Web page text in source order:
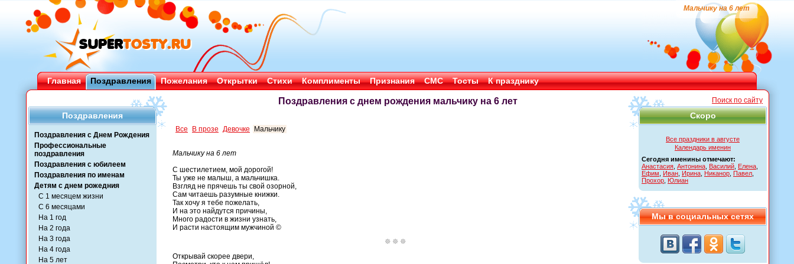
Мальчику на 6 лет
Главная Поздравления Пожелания Открытки Стихи Комплименты Признания СМС Тосты К празднику
Поздравления
Поздравления с Днем Рождения
Профессиональные
поздравления
Поздравления с юбилеем
Поздравления по именам
Детям с днем рожедния
С 1 месяцем жизни
С 6 месяцами
На 1 год
На 2 года
На 3 года
На 4 года
На 5 лет
Поиск по сайту
Скоро
Все праздники в августе
Календарь именин
Сегодня именины отмечают:
Анастасия Антонина Василий Елена
Ефим
Иван Ирина Никанор Павел
Прохор Юлиан
Мы в социальных сетях
Поздравления с днем рождения мальчику на 6 лет
Все В прозе Девочке Мальчику
Мальчику на 6 лет
С шестилетием, мой дорогой!
Ты уже не малыш, а мальчишка.
Взгляд не прячешь ты свой озорной,
Сам читаешь разумные книжки.
Так хочу я тебе пожелать,
И на это найдутся причины,
Много радости в жизни узнать,
И расти настоящим мужчиной ©
Открывай скорее двери,